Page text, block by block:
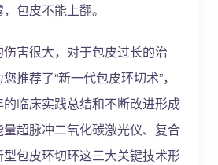
包皮不能上翻。
害很大，对于包皮过长的治
推荐了“新一代包皮环切术”，
临床实践总结和不断改进形成
超脉冲二氧化碳激光仪、复合
包皮环切环这三大关键技术形